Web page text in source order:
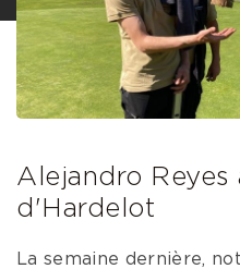
Alejandro Reyes
d'Hardelot
La semaine dernière,